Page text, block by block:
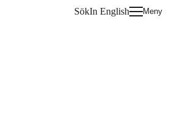
SökIn English Meny